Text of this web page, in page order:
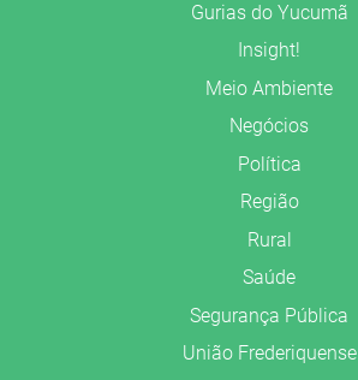
Gurias do Yucumã
Insight!
Meio Ambiente
Negócios
Política
Região
Rural
Saúde
Segurança Pública
União Frederiquense